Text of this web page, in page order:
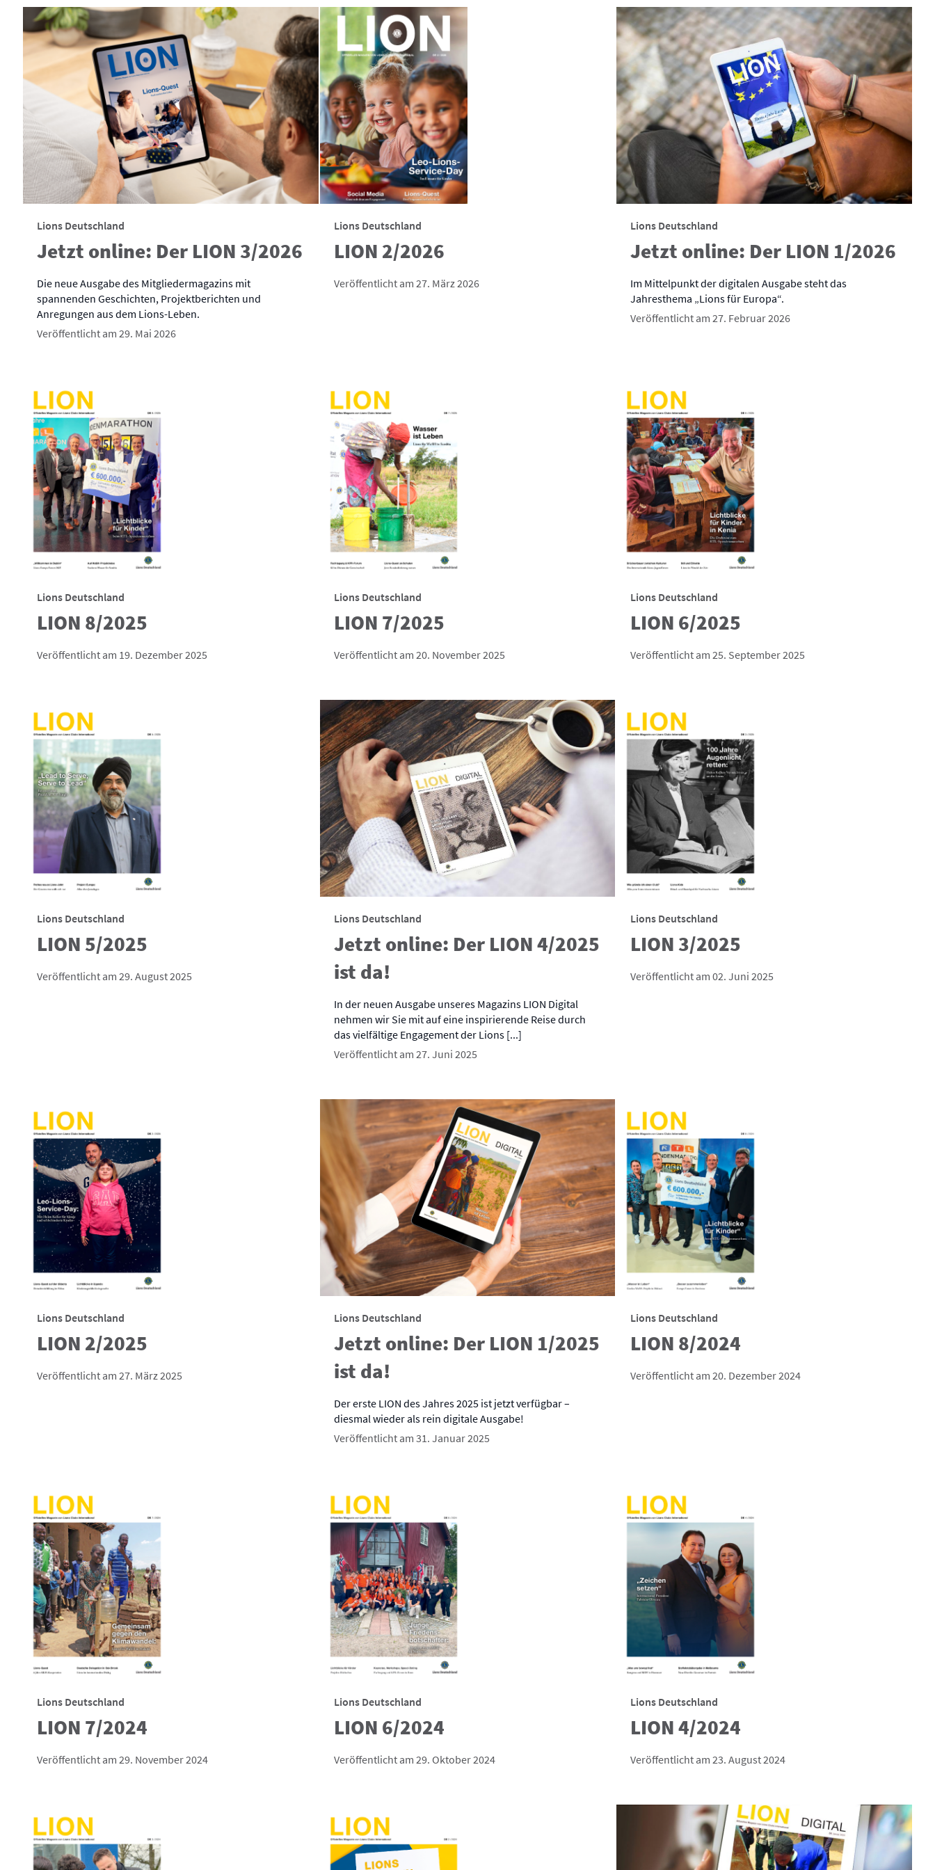
Lions Deutschland
Jetzt online: Der LION 3/2026
Die neue Ausgabe des Mitgliedermagazins mit
spannenden Geschichten, Projektberichten und
Anregungen aus dem Lions-Leben.
Veröffentlicht am 29. Mai 2026
Lions Deutschland
LION 2/2026
Veröffentlicht am 27. März 2026
Lions Deutschland
Jetzt online: Der LION 1/2026
Im Mittelpunkt der digitalen Ausgabe steht das
Jahresthema „Lions für Europa“.
Veröffentlicht am 27. Februar 2026
Lions Deutschland
LION 8/2025
Veröffentlicht am 19. Dezember 2025
Lions Deutschland
LION 7/2025
Veröffentlicht am 20. November 2025
Lions Deutschland
LION 6/2025
Veröffentlicht am 25. September 2025
Lions Deutschland
LION 5/2025
Veröffentlicht am 29. August 2025
Lions Deutschland
Jetzt online: Der LION 4/2025
ist da!
In der neuen Ausgabe unseres Magazins LION Digital
nehmen wir Sie mit auf eine inspirierende Reise durch
das vielfältige Engagement der Lions [...]
Veröffentlicht am 27. Juni 2025
Lions Deutschland
LION 3/2025
Veröffentlicht am 02. Juni 2025
Lions Deutschland
LION 2/2025
Veröffentlicht am 27. März 2025
Lions Deutschland
Jetzt online: Der LION 1/2025
ist da!
Der erste LION des Jahres 2025 ist jetzt verfügbar –
diesmal wieder als rein digitale Ausgabe!
Veröffentlicht am 31. Januar 2025
Lions Deutschland
LION 8/2024
Veröffentlicht am 20. Dezember 2024
Lions Deutschland
LION 7/2024
Veröffentlicht am 29. November 2024
Lions Deutschland
LION 6/2024
Veröffentlicht am 29. Oktober 2024
Lions Deutschland
LION 4/2024
Veröffentlicht am 23. August 2024